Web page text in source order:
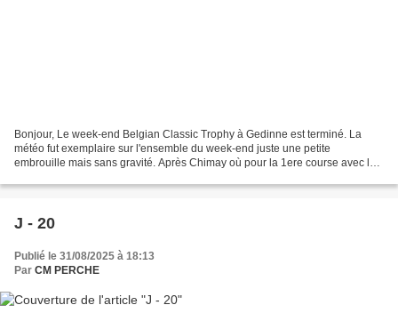
Bonjour, Le week-end Belgian Classic Trophy à Gedinne est terminé. La
météo fut exemplaire sur l'ensemble du week-end juste une petite
embrouille mais sans gravité. Après Chimay où pour la 1ere course avec le
J - 20
Publié le 31/08/2025 à 18:13
Par CM PERCHE